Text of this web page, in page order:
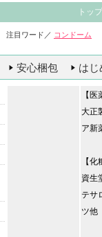
トッ
注目ワード／ コンドーム
安心梱包 はじ
【医
大正
ア新
【化
資生
テサ
ツ他